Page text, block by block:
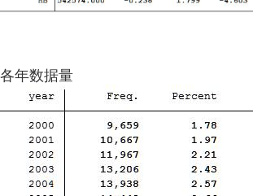
各年数据量